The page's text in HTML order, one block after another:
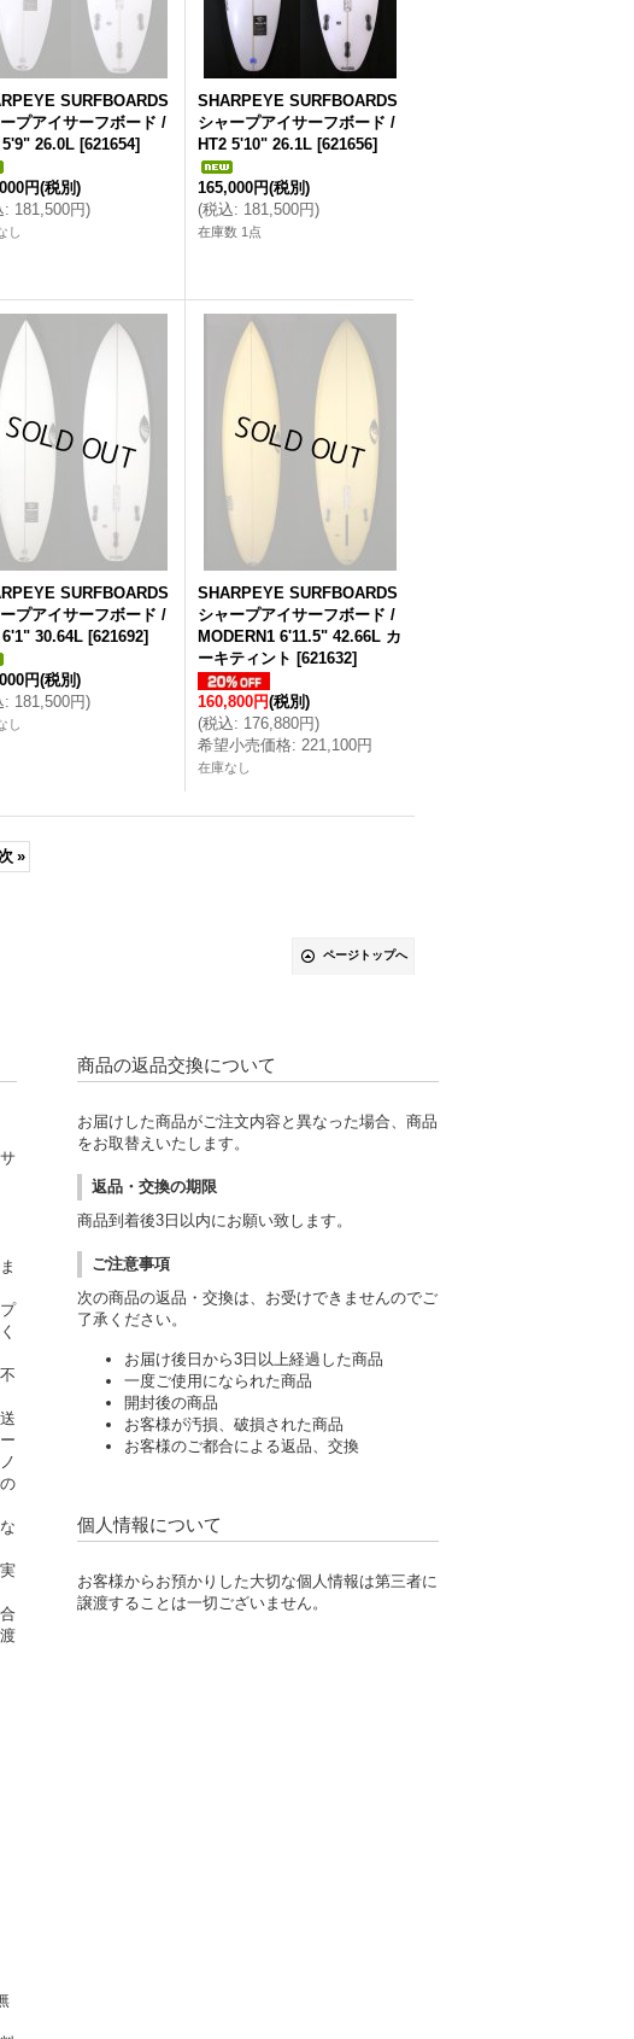
SURFBOARDS
プアイサーフボード /
5'9" 26.0L [621654]
円(税別)
: 181,500円)
し
SHARPEYE SURFBOARDS
シャープアイサーフボード /
HT2 5'10" 26.1L [621656]
165,000円(税別)
(税込: 181,500円)
在庫数 1点
SURFBOARDS
プアイサーフボード /
6'1" 30.64L [621692]
円(税別)
: 181,500円)
し
SHARPEYE SURFBOARDS
シャープアイサーフボード /
MODERN1 6'11.5" 42.66L カ
ーキティント [621632]
160,800円(税別)
(税込: 176,880円)
希望小売価格: 221,100円
在庫なし
»
ページトップへ
商品の返品交換について
お届けした商品がご注文内容と異なった場合、商品
をお取替えいたします。
返品・交換の期限
商品到着後3日以内にお願い致します。
ご注意事項
次の商品の返品・交換は、お受けできませんのでご
了承ください。
お届け後日から3日以上経過した商品
一度ご使用になられた商品
開封後の商品
お客様が汚損、破損された商品
お客様のご都合による返品、交換
個人情報について
お客様からお預かりした大切な個人情報は第三者に
譲渡することは一切ございません。